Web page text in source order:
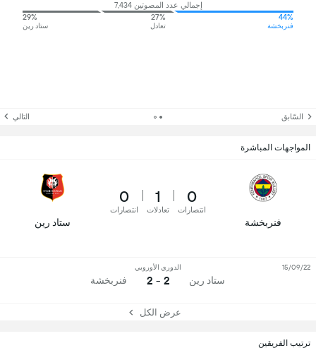
ترتيب الفريقين
إجمالي عدد المصوتين 7,434
44%
فنربخشة
27%
تعادل
29%
ستاد رين
السّابق التالي
المواجهات المباشرة
فنربخشة
0
انتصارات
1
تعادلات
0
انتصارات
ستاد رين
ستاد رين
الدوري الأوروبي
2 - 2 فنربخشة
15/09/22
عرض الكل